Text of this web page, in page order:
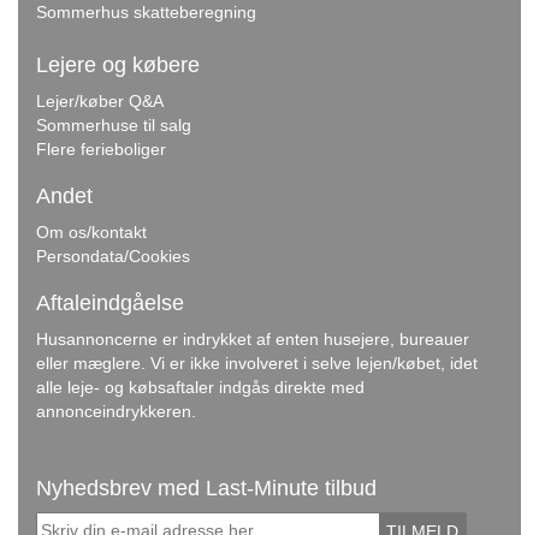
Sommerhus skatteberegning
Lejere og købere
Lejer/køber Q&A
Sommerhuse til salg
Flere ferieboliger
Andet
Om os/kontakt
Persondata/Cookies
Aftaleindgåelse
Husannoncerne er indrykket af enten husejere, bureauer
eller mæglere. Vi er ikke involveret i selve lejen/købet, idet
alle leje- og købsaftaler indgås direkte med
annonceindrykkeren.
Nyhedsbrev med Last-Minute tilbud